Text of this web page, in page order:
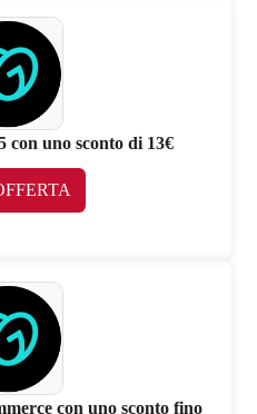
con uno sconto di 13€
con uno sconto fino